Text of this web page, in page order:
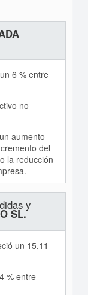
6 % entre
no
aumento
del
la reducción
y
SL.
un 15,11
% entre